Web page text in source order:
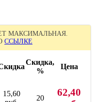
МАКСИМАЛЬНАЯ.
ССЫЛКЕ
Скидка,
%
Цена
15,60
20
62,40